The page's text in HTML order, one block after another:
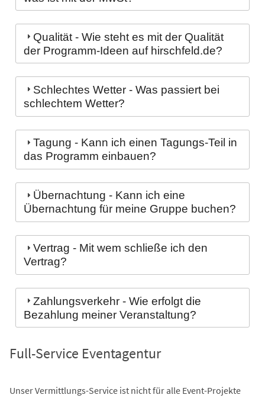
Qualität - Wie steht es mit der Qualität
der Programm-Ideen auf hirschfeld.de?
Schlechtes Wetter - Was passiert bei
schlechtem Wetter?
Tagung - Kann ich einen Tagungs-Teil in
das Programm einbauen?
Übernachtung - Kann ich eine
Übernachtung für meine Gruppe buchen?
Vertrag - Mit wem schließe ich den
Vertrag?
Zahlungsverkehr - Wie erfolgt die
Bezahlung meiner Veranstaltung?
Full-Service Eventagentur
Unser Vermittlungs-Service ist nicht für alle Event-Projekte